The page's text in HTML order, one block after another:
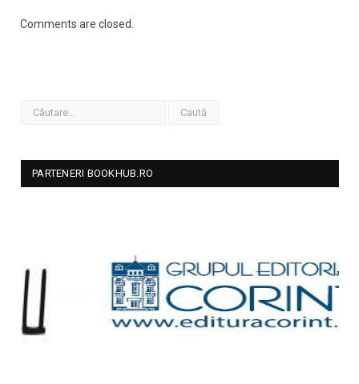
Comments are closed.
PARTENERI BOOKHUB.RO